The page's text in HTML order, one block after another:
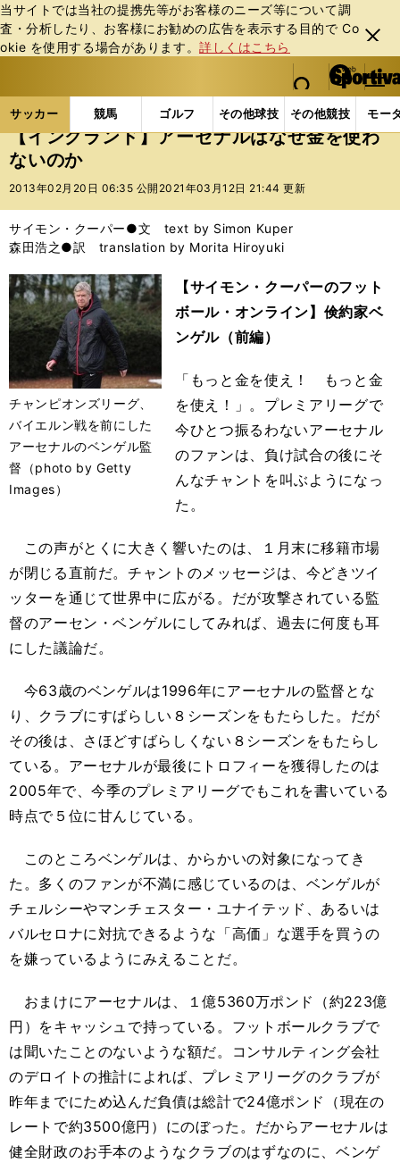
当サイトでは当社の提携先等がお客様のニーズ等について調
査・分析したり、お客様にお勧めの広告を表⽰する⽬的で Co
okie を使⽤する場合があります。詳しくはこちら
閉じ
る
web Sportiva (webスポルティーバ)
検索
マイペ
ー
ジ
メニュ
サッカー 競馬 ゴルフ その他球技 その他競技 モー
ス
ポ
ル
バ
サッカーの記事一覧 海外サッカー サイモン・クー
【イングランド】アーセナルはなぜ金を使わ
ないのか
2013年02月20日 06:35 公開 2021年03月12日 21:44 更新
サイモン・クーパー●文 text by Simon Kuper
森田浩之●訳 translation by Morita Hiroyuki
チャンピオンズリーグ、
バイエルン戦を前にした
アーセナルのベンゲル監
督（photo by Getty
Images）
【サイモン・クーパーのフット
ボール・オンライン】倹約家ベ
ンゲル（前編）
「もっと金を使え！ もっと金
を使え！」。プレミアリーグで
今ひとつ振るわないアーセナル
のファンは、負け試合の後にそ
んなチャントを叫ぶようになっ
た。
この声がとくに大きく響いたのは、１月末に移籍市場
が閉じる直前だ。チャントのメッセージは、今どきツイ
ッターを通じて世界中に広がる。だが攻撃されている監
督のアーセン・ベンゲルにしてみれば、過去に何度も耳
にした議論だ。
今63歳のベンゲルは1996年にアーセナルの監督とな
り、クラブにすばらしい８シーズンをもたらした。だが
その後は、さほどすばらしくない８シーズンをもたらし
ている。アーセナルが最後にトロフィーを獲得したのは
2005年で、今季のプレミアリーグでもこれを書いている
時点で５位に甘んじている。
このところベンゲルは、からかいの対象になってき
た。多くのファンが不満に感じているのは、ベンゲルが
チェルシーやマンチェスター・ユナイテッド、あるいは
バルセロナに対抗できるような「高価」な選手を買うの
を嫌っているようにみえることだ。
おまけにアーセナルは、１億5360万ポンド（約223億
円）をキャッシュで持っている。フットボールクラブで
は聞いたことのないような額だ。コンサルティング会社
のデロイトの推計によれば、プレミアリーグのクラブが
昨年までにため込んだ負債は総計で24億ポンド（現在の
レートで約3500億円）にのぼった。だからアーセナルは
健全財政のお手本のようなクラブのはずなのに、ベンゲ